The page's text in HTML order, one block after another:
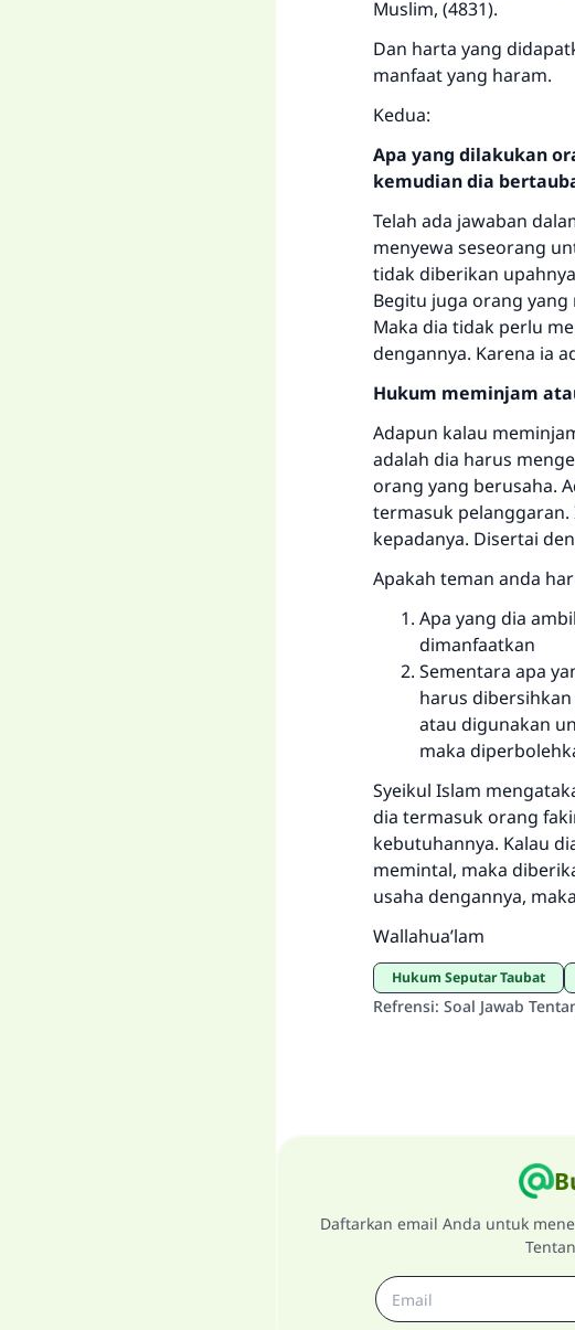
Muslim, (4831).
Dan harta yang
manfaat yang haram.
Kedua:
Apa yang dilakukan
kemudian dia
Telah ada jawaban
menyewa seseorang
tidak diberikan
Begitu juga orang
Maka dia tidak perlu
dengannya. Karena ia
Hukum meminjam
Adapun kalau
adalah dia harus
orang yang berusaha.
termasuk
kepadanya. Disertai
Apakah teman anda
Apa yang dia
dimanfaatkan
Sementara apa
harus
atau digunakan
maka
Syeikul Islam
dia termasuk orang
kebutuhannya. Kalau
memintal, maka
usaha dengannya,
Wallahua’lam
Hukum Seputar Taubat
Refrensi: Soal Jawab
Daftarkan email Anda untuk